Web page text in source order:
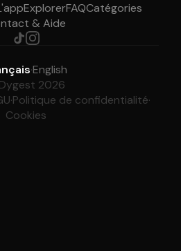
ExplorerFAQCatégories
& Aide
·English
2026
·Politique de confidentialité·
Cookies